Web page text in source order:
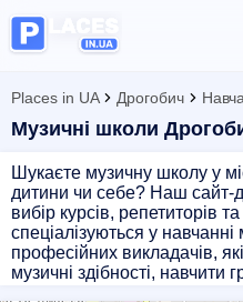
Places in UA Дрогобич
Музичні школи
Шукаєте музичну школу у
дитини чи себе? Наш сайт-
вибір курсів, репетиторів
спеціалізуються у
професійних викладачів,
музичні здібності, навчити